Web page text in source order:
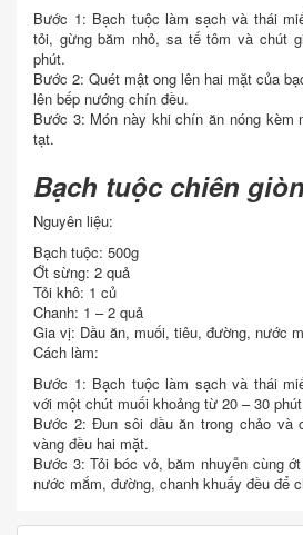
Bước 1: Bạch tuộc làm sạch và thái
tỏi, gừng băm nhỏ, sa tế tôm và chút
phút.
Bước 2: Quét mật ong lên hai mặt của
lên bếp nướng chín đều.
Bước 3: Món này khi chín ăn nóng kèm
tạt.
Bạch tuộc chiên giòn
Nguyên liệu:
Bạch tuộc: 500g
Ớt sừng: 2 quả
Tỏi khô: 1 củ
Chanh: 1 – 2 quả
Gia vị: Dầu ăn, muối, tiêu, đường, nước
Cách làm:
Bước 1: Bạch tuộc làm sạch và thái
với một chút muối khoảng từ 20 – 30
Bước 2: Đun sôi dầu ăn trong chảo và
vàng đều hai mặt.
Bước 3: Tỏi bóc vỏ, băm nhuyễn cùng
nước mắm, đường, chanh khuấy đều để